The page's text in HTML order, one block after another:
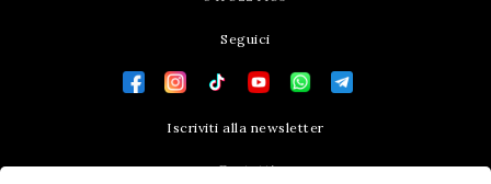
Seguici
Iscriviti alla newsletter
Contatti